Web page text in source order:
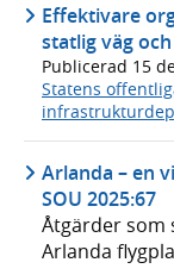
Effektivare
statlig väg
Publicerad 15
Statens
Arlanda – en
SOU 2025:67
Åtgärder som
Arlanda